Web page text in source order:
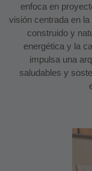
enfoca en
visión centrada en
construido y
energética y la
impulsa una
saludables y